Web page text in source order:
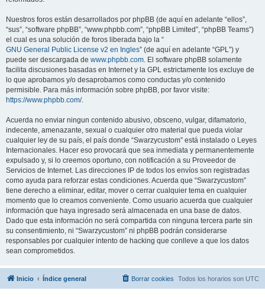
Nuestros foros están desarrollados por phpBB (de aquí en adelante “ellos”,
“sus”, “software phpBB”, “www.phpbb.com”, “phpBB Limited”, “phpBB Teams”)
el cual es una solución de foros liberada bajo la “
GNU General Public License v2 en Ingles” (de aquí en adelante “GPL”) y
puede ser descargada de www.phpbb.com. El software phpBB solamente
facilita discusiones basadas en Internet y la GPL estrictamente los excluye de
lo que aprobamos y/o desaprobamos como conductas y/o contenido
permisible. Para más información sobre phpBB, por favor visite:
https://www.phpbb.com/.
Acuerda no enviar ningun contenido abusivo, obsceno, vulgar, difamatorio,
indecente, amenazante, sexual o cualquier otro material que pueda violar
cualquier ley de su país, el país donde “Swarzycustom” está instalado o Leyes
Internacionales. Hacer eso provocará que sea inmediata y permanentemente
expulsado y, si lo creemos oportuno, con notificación a su Proveedor de
Servicios de Internet. Las direcciones IP de todos los envíos son registradas
como ayuda para reforzar estas condiciones. Acuerda que “Swarzycustom”
tiene derecho a eliminar, editar, mover o cerrar cualquier tema en cualquier
momento que lo creamos conveniente. Como usuario acuerda que cualquier
información que haya ingresado será almacenada en una base de datos.
Dado que esta información no será compartida con ninguna tercera parte sin
su consentimiento, ni “Swarzycustom” ni phpBB podrán considerarse
responsables por cualquier intento de hacking que conlleve a que los datos
sean comprometidos.
Inicio Índice general Todos los horarios son UTC
Borrar cookies